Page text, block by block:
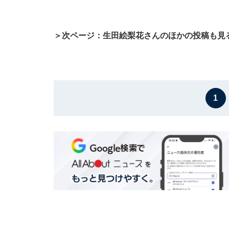
＞次ページ：生田絵梨花さんのほかの投稿も見
1